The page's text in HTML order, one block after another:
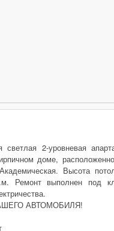
светлая 2-уровневая
доме,
Высота
Ремонт выполнен под
АВТОМОБИЛЯ!